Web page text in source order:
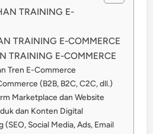
TRAINING E-
TRAINING E-COMMERCE
TRAINING E-COMMERCE
Tren E-Commerce
(B2B, B2C, C2C, dll.)
Marketplace dan Website
dan Konten Digital
(SEO, Social Media, Ads, Email